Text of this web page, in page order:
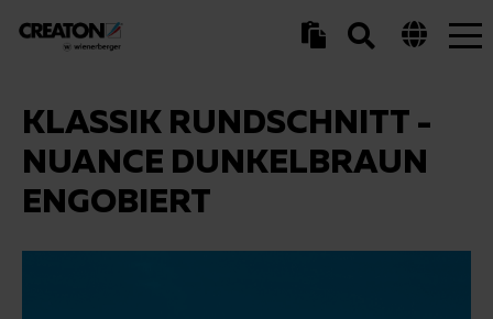
KLASSIK RUNDSCHNITT -
NUANCE DUNKELBRAUN
ENGOBIERT